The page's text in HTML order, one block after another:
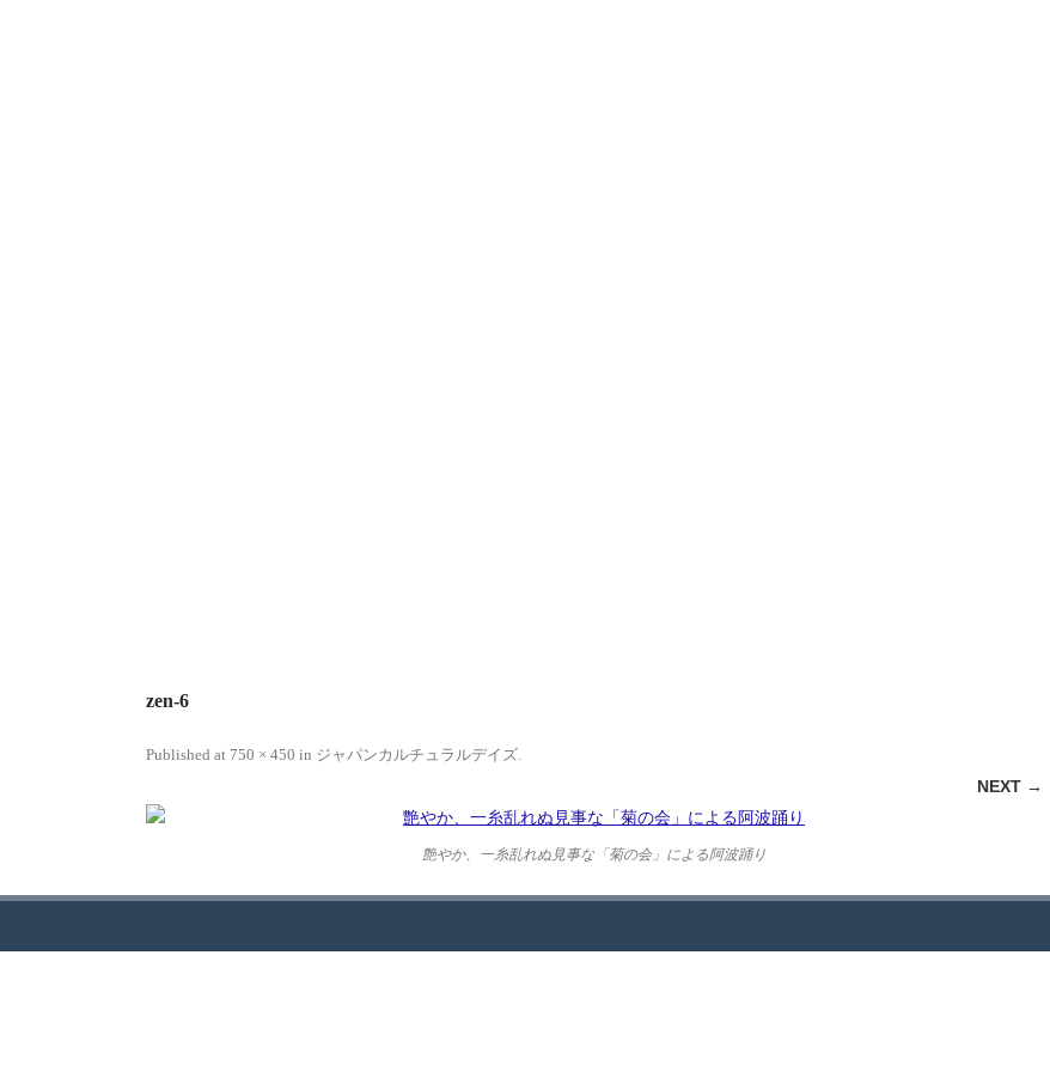
zen-6
Published at 750 × 450 in ジャパンカルチュラルデイズ.
NEXT →
艶やか、一糸乱れぬ見事な「菊の会」による阿波踊り